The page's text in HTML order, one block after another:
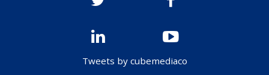
Tweets by cubemediaco